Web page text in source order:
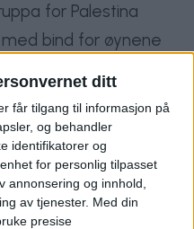
ditt
får tilgang til informasjon på
og behandler
identifikatorer og
for personlig tilpasset
annonsering og innhold,
av tjenester. Med din
presise
for Palestina
bind for øynene
morgen.
Foto:
umiddelbart,
og at